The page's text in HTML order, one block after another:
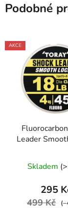
Podobné
AKCE
Leader
Skladem
295
499 Kč